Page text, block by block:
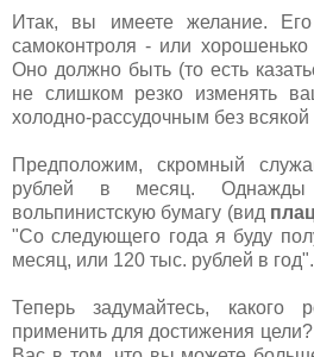
Итак, вы имеете желание.
самоконтроля - или хорошенько
Оно должно быть (то есть
не слишком резко изменять
холодно-рассудочным без
Предположим, скромный
рублей в месяц.
вольпинистскую бумагу (вид
"Со следующего года я буду
месяц, или 120 тыс. рублей в год".
Теперь задумайтесь, какого
применить для достижения